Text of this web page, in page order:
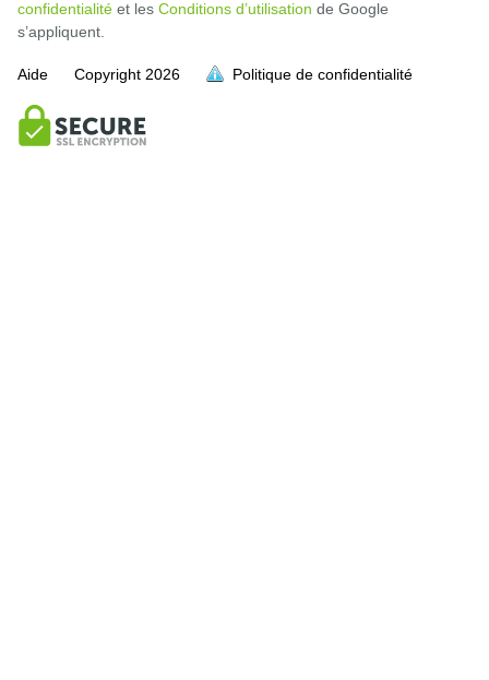
confidentialité et les Conditions d’utilisation de Google
s’appliquent.
Aide Copyright 2026 Politique de confidentialité